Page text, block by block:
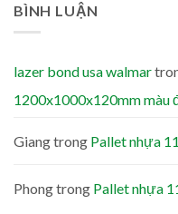
BÌNH LUẬN
lazer bond usa walmar
1200x1000x120mm màu
Giangtrong Pallet nhựa
Phongtrong Pallet nhựa